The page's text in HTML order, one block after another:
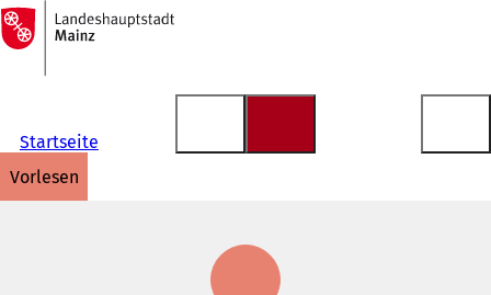
Inhalt anspringen
Zur
Startseite
Startseite
vorlesen